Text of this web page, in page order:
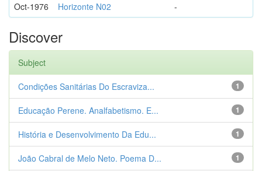
Oct-1976 Horizonte N02 -
Discover
Subject
1
Condições Sanitárias Do Escraviza...
1
Educação Perene. Analfabetismo. E...
1
História e Desenvolvimento Da Edu...
1
João Cabral de Melo Neto. Poema D...